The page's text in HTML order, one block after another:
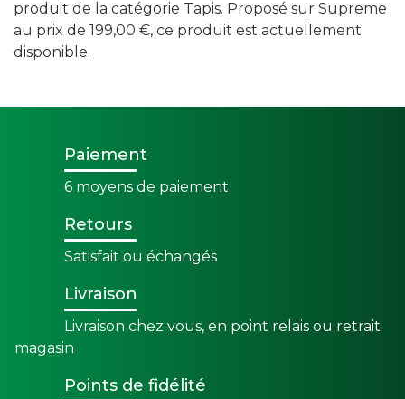
produit de la catégorie Tapis. Proposé sur Supreme
au prix de 199,00 €, ce produit est actuellement
disponible.
Paiement
6 moyens de paiement
Retours
Satisfait ou échangés
Livraison
Livraison chez vous, en point relais ou retrait
magasin
Points de fidélité